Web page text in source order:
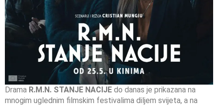
Drama R.M.N. STANJE NACIJE do danas je prikazana na
mnogim uglednim filmskim festivalima diljem svijeta, a na